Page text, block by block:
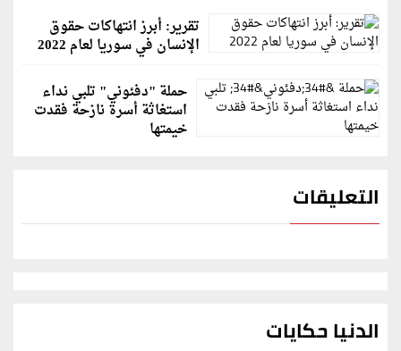
تقرير: أبرز انتهاكات حقوق
الإنسان في سوريا لعام 2022
حملة "دفئوني" تلبي نداء
استغاثة أسرة نازحة فقدت
خيمتها
التعليقات
الدنيا حكايات